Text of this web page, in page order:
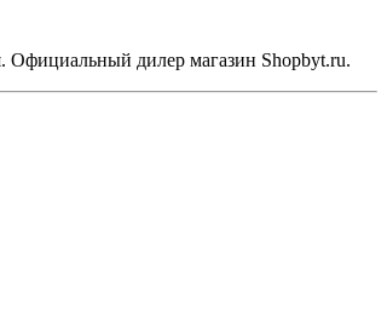
Официальный дилер магазин Shopbyt.ru.